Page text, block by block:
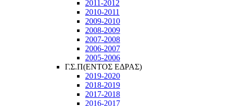
2011-2012
2010-2011
2009-2010
2008-2009
2007-2008
2006-2007
2005-2006
Γ.Σ.Π(ΕΝΤΟΣ ΕΔΡΑΣ)
2019-2020
2018-2019
2017-2018
2016-2017